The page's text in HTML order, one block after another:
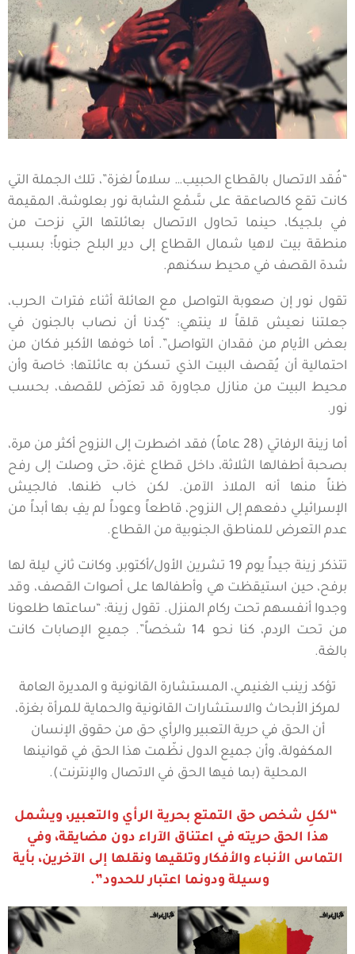
“فُقد الاتصال بالقطاع الحبيب… سلاماً لغزة”، تلك الجملة التي
كانت تقع كالصاعقة على سَّمْع الشابة نور بعلوشة، المقيمة
في بلجيكا، حينما تحاول الاتصال بعائلتها التي نزحت من
منطقة بيت لاهيا شمال القطاع إلى دير البلح جنوباً؛ بسبب
شدة القصف في محيط سكنهم.
تقول نور إن صعوبة التواصل مع العائلة أثناء فترات الحرب،
جعلتنا نعيش قلقاً لا ينتهي: “كِدنا أن نصاب بالجنون في
بعض الأيام من فقدان التواصل”. أما خوفها الأكبر فكان من
احتمالية أن يُقصف البيت الذي تسكن به عائلتها؛ خاصة وأن
محيط البيت من منازل مجاورة قد تعرّض للقصف، بحسب
نور.
أما زينة الرفاتي (28 عاماً) فقد اضطرت إلى النزوح أكثر من مرة،
بصحبة أطفالها الثلاثة، داخل قطاع غزة، حتى وصلت إلى رفح
ظناً منها أنه الملاذ الآمن. لكن خاب ظنها، فالجيش
الإسرائيلي دفعهم إلى النزوح، قاطعاً وعوداً لم يفِ بها أبداً من
عدم التعرض للمناطق الجنوبية من القطاع.
تتذكر زينة جيداً يوم 19 تشرين الأول/أكتوبر، وكانت ثاني ليلة لها
برفح، حين استيقظت هي وأطفالها على أصوات القصف، وقد
وجدوا أنفسهم تحت ركام المنزل. تقول زينة: “ساعتها طلعونا
من تحت الردم، كنا نحو 14 شخصاً”. جميع الإصابات كانت
بالغة.
تؤكد زينب الغنيمي، المستشارة القانونية و المديرة العامة
لمركز الأبحاث والاستشارات القانونية والحماية للمرأة بغزة،
أن الحق في حرية التعبير والرأي حق من حقوق الإنسان
المكفولة، وأن جميع الدول نظّمت هذا الحق في قوانينها
المحلية (بما فيها الحق في الاتصال والإنترنت).
“لكلِ شخص حق التمتع بحرية الرأي والتعبير، ويشمل
هذا الحق حريته في اعتناق الآراء دون مضايقة، وفي
التماس الأنباء والأفكار وتلقيها ونقلها إلى الآخرين، بأية
وسيلة ودونما اعتبار للحدود”.